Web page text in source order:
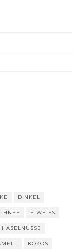
DINKEL
EIWEISS
HASELNÜSSE
KOKOS